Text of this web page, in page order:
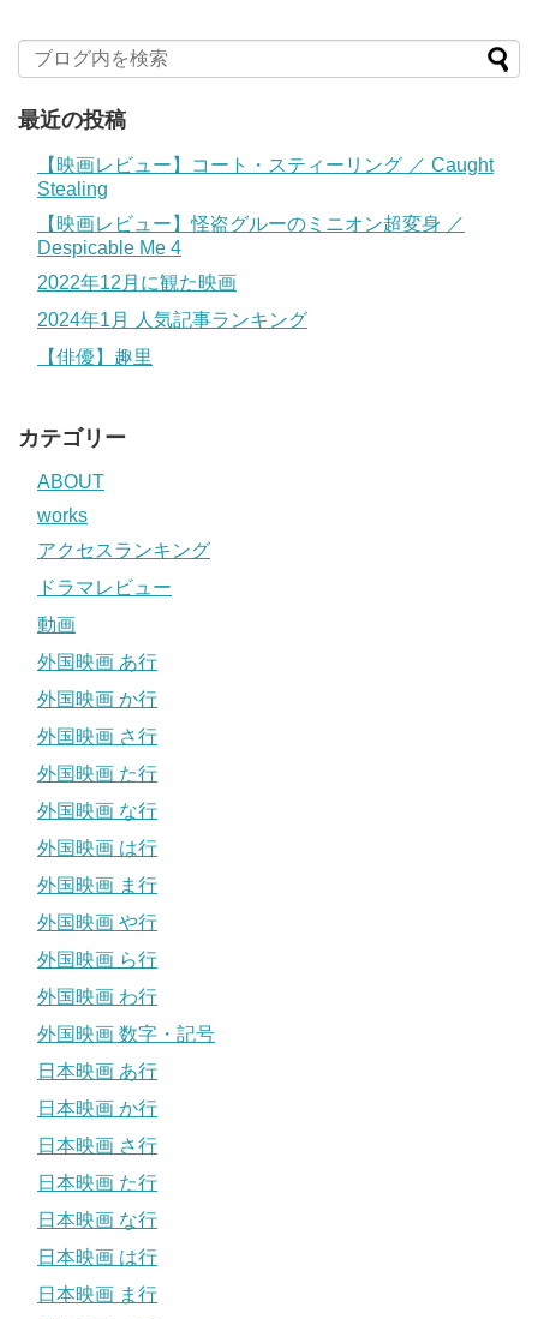
最近の投稿
【映画レビュー】コート・スティーリング ／ Caught
Stealing
【映画レビュー】怪盗グルーのミニオン超変身 ／
Despicable Me 4
2022年12月に観た映画
2024年1月 人気記事ランキング
【俳優】趣里
カテゴリー
ABOUT
works
アクセスランキング
ドラマレビュー
動画
外国映画 あ行
外国映画 か行
外国映画 さ行
外国映画 た行
外国映画 な行
外国映画 は行
外国映画 ま行
外国映画 や行
外国映画 ら行
外国映画 わ行
外国映画 数字・記号
日本映画 あ行
日本映画 か行
日本映画 さ行
日本映画 た行
日本映画 な行
日本映画 は行
日本映画 ま行